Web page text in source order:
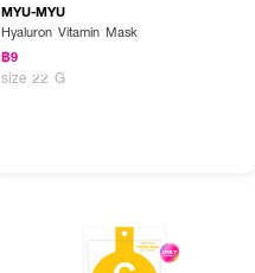
MYU-MYU
Hyaluron Vitamin Mask
฿9
size 22 G